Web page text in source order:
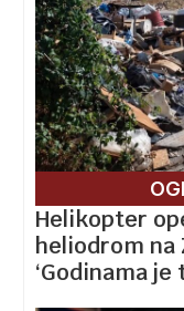
Helikopter
heliodrom na
‘Godinama je